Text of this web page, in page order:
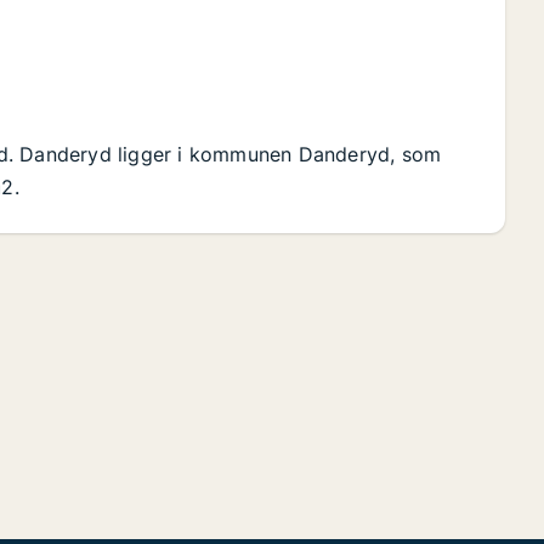
Danderyd ligger i kommunen Danderyd, som